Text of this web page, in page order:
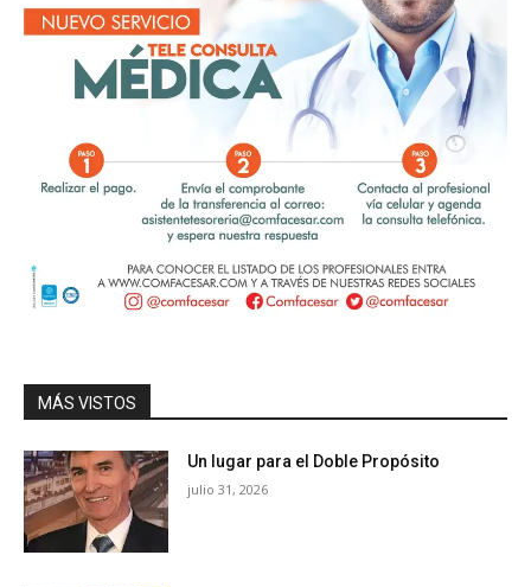
MÁS VISTOS
Un lugar para el Doble Propósito
julio 31, 2026